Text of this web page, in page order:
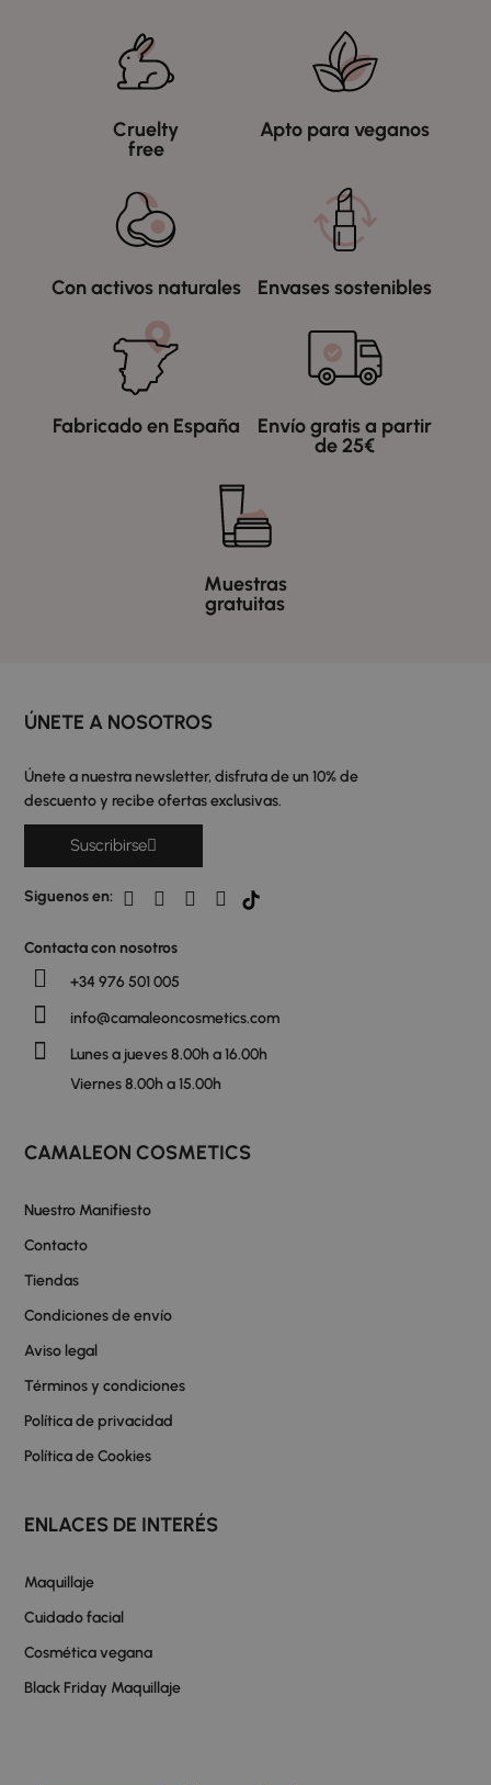
Cruelty
free
Apto para veganos
Con activos naturales Envases sostenibles
Fabricado en España
Envío gratis a partir
de 25€
Muestras
gratuitas
ÚNETE A NOSOTROS
Únete a nuestra newsletter, disfruta de un 10% de
descuento y recibe ofertas exclusivas.
Suscribirse
Siguenos en:
Contacta con nosotros
+34 976 501 005
info@camaleoncosmetics.com
Lunes a jueves 8.00h a 16.00h
Viernes 8.00h a 15.00h
CAMALEON COSMETICS
Nuestro Manifiesto
Contacto
Tiendas
Condiciones de envío
Aviso legal
Términos y condiciones
Política de privacidad
Política de Cookies
ENLACES DE INTERÉS
Maquillaje
Cuidado facial
Cosmética vegana
Black Friday Maquillaje